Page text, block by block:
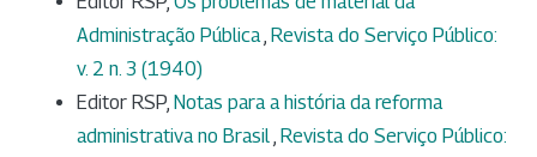
Administração Pública, Revista do Serviço Público:
v. 2 n. 3 (1940)
Editor RSP, Notas para a história da reforma
administrativa no Brasil, Revista do Serviço Público: